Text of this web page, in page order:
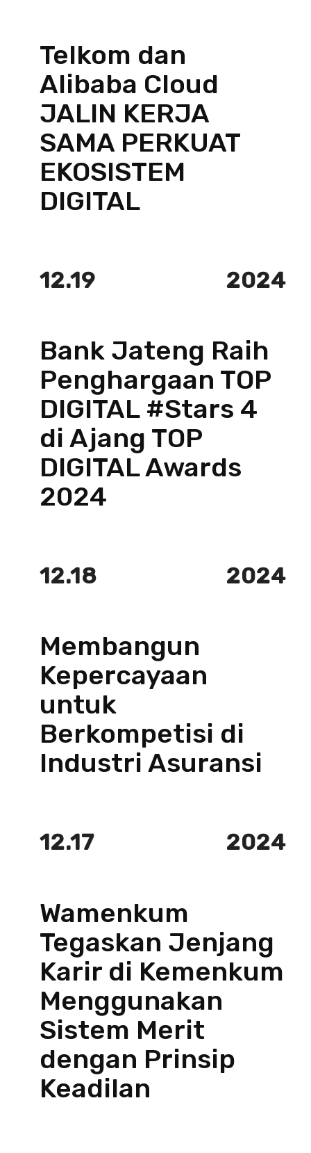
Telkom dan
Alibaba Cloud
JALIN KERJA
SAMA PERKUAT
EKOSISTEM
DIGITAL
12.19 2024
Bank Jateng Raih
Penghargaan TOP
DIGITAL #Stars 4
di Ajang TOP
DIGITAL Awards
2024
12.18 2024
Membangun
Kepercayaan
untuk
Berkompetisi di
Industri Asuransi
12.17 2024
Wamenkum
Tegaskan Jenjang
Karir di Kemenkum
Menggunakan
Sistem Merit
dengan Prinsip
Keadilan